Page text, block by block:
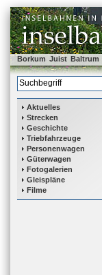
Borkum Juist Baltrum
Aktuelles
Strecken
Geschichte
Triebfahrzeuge
Personenwagen
Güterwagen
Fotogalerien
Gleispläne
Filme